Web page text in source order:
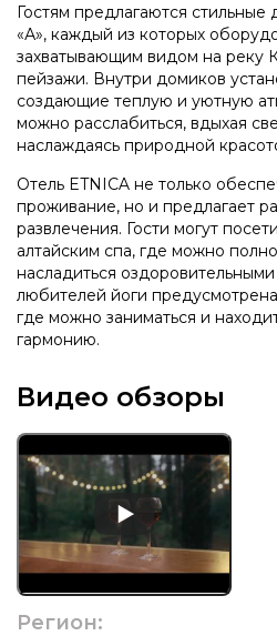
Гостям предлагаются
«А», каждый из которых
захватывающим видом на реку
пейзажи. Внутри домиков
создающие теплую и уютную
можно расслабиться, вдыхая
наслаждаясь природной
Отель ETNICA не только
проживание, но и предлагает
развлечения. Гости могут
алтайским спа, где можно
насладиться
любителей йоги
где можно заниматься и
гармонию.
Видео обзоры
Регион: